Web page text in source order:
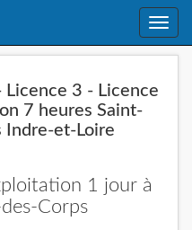
Toggle
Licence 3 - Licence
7 heures Saint-
Indre-et-Loire
1 jour à
Corps